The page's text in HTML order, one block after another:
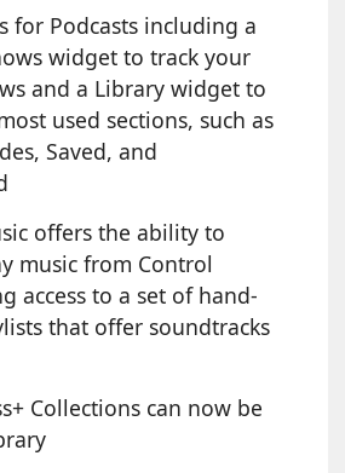
for Podcasts including a
widget to track your
and a Library widget to
used sections, such as
Saved, and
offers the ability to
music from Control
access to a set of hand-
that offer soundtracks
Collections can now be